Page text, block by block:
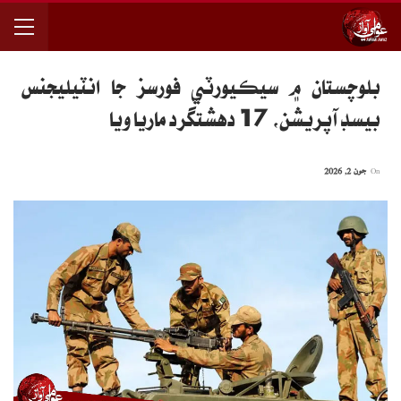
بلوچستان ۾ سيڪيورٽي فورسز جا انٽيليجنس
بيسڊ آپريشن، 17 دهشتگرد ماريا ويا